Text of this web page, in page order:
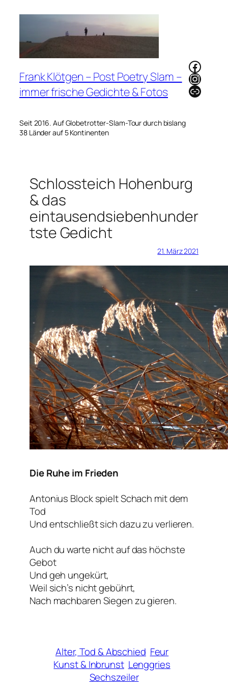
Frank Klötgen – Post Poetry Slam –
immer frische Gedichte & Fotos
Seit 2016. Auf Globetrotter-Slam-Tour durch bislang
38 Länder auf 5 Kontinenten
Link
Schlossteich Hohenburg
& das
eintausendsiebenhunder
tste Gedicht
21. März 2021
Die Ruhe im Frieden
Antonius Block spielt Schach mit dem
Tod
Und entschließt sich dazu zu verlieren.
Auch du warte nicht auf das höchste
Gebot
Und geh ungekürt,
Weil sich’s nicht gebührt,
Nach machbaren Siegen zu gieren.
Alter, Tod & Abschied Feur
Kunst & Inbrunst Lenggries
Sechszeiler